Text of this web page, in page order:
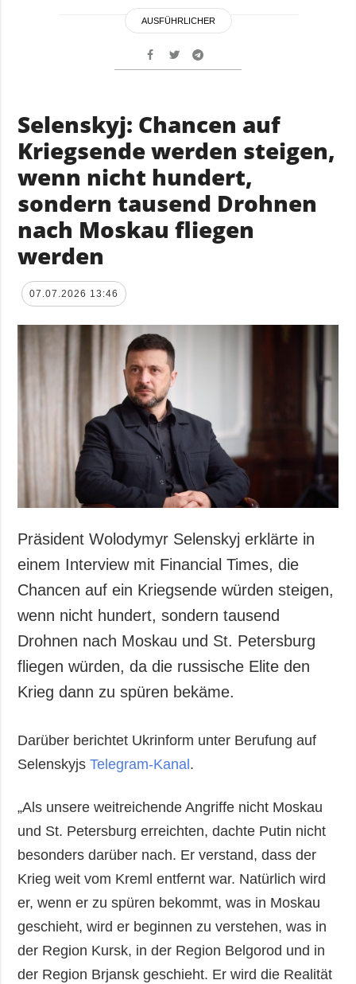
AUSFÜHRLICHER
Selenskyj: Chancen auf
Kriegsende werden steigen,
wenn nicht hundert,
sondern tausend Drohnen
nach Moskau fliegen
werden
07.07.2026 13:46
Präsident Wolodymyr Selenskyj erklärte in
einem Interview mit Financial Times, die
Chancen auf ein Kriegsende würden steigen,
wenn nicht hundert, sondern tausend
Drohnen nach Moskau und St. Petersburg
fliegen würden, da die russische Elite den
Krieg dann zu spüren bekäme.
Darüber berichtet Ukrinform unter Berufung auf
SelenskyjsTelegram-Kanal .
„Als unsere weitreichende Angriffe nicht Moskau
und St. Petersburg erreichten, dachte Putin nicht
besonders darüber nach. Er verstand, dass der
Krieg weit vom Kreml entfernt war. Natürlich wird
er, wenn er zu spüren bekommt, was in Moskau
geschieht, wird er beginnen zu verstehen, was in
der Region Kursk, in der Region Belgorod und in
der Region Brjansk geschieht. Er wird die Realität